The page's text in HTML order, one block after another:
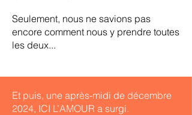
Seulement, nous ne savions pas
encore comment nous y prendre toutes
les deux...
Et puis, une après-midi de décembre
2024, ICI L’AMOUR a surgi.